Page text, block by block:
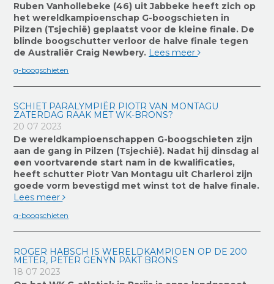
Ruben Vanhollebeke (46) uit Jabbeke heeft zich op
het wereldkampioenschap G-boogschieten in
Pilzen (Tsjechië) geplaatst voor de kleine finale. De
blinde boogschutter verloor de halve finale tegen
de Australiër Craig Newbery. Lees meer
g-boogschieten
SCHIET PARALYMPIËR PIOTR VAN MONTAGU
ZATERDAG RAAK MET WK-BRONS?
20 07 2023
De wereldkampioenschappen G-boogschieten zijn
aan de gang in Pilzen (Tsjechië). Nadat hij dinsdag al
een voortvarende start nam in de kwalificaties,
heeft schutter Piotr Van Montagu uit Charleroi zijn
goede vorm bevestigd met winst tot de halve finale.
Lees meer
g-boogschieten
ROGER HABSCH IS WERELDKAMPIOEN OP DE 200
METER, PETER GENYN PAKT BRONS
18 07 2023